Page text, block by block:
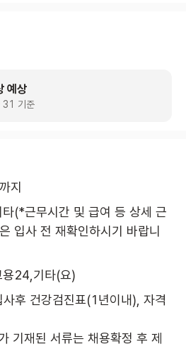
예상
31 기준
지
타(*근무시간 및 급여 등 상세 근
입사 전 재확인하시기 바랍니
용24,기타(요)
사후 건강검진표(1년이내), 자격
기재된 서류는 채용확정 후 제